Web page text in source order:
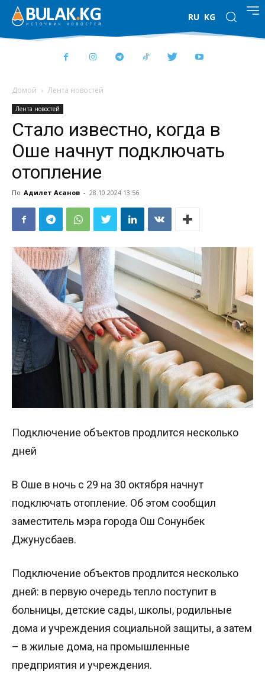
RU KG
Домой Лента новостей
Лента новостей
Стало известно, когда в
Оше начнут подключать
отопление
По Адилет Асанов - 28.10.2024 13:56
Подключение объектов продлится несколько
дней
В Оше в ночь с 29 на 30 октября начнут
подключать отопление. Об этом сообщил
заместитель мэра города Ош Сонунбек
Джунусбаев.
Подключение объектов продлится несколько
дней: в первую очередь тепло поступит в
больницы, детские сады, школы, родильные
дома и учреждения социальной защиты, а затем
– в жилые дома, на промышленные
предприятия и учреждения.